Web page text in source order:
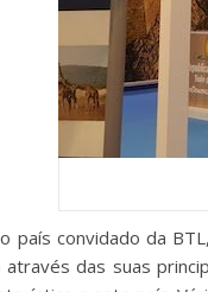
país convidado da
através das suas